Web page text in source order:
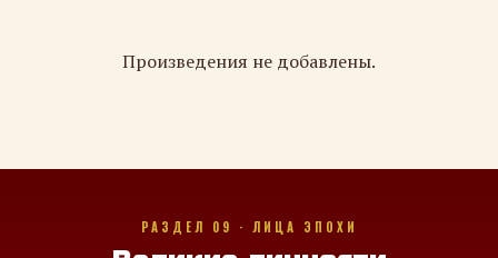
Произведения не добавлены.
РАЗДЕЛ 09 · ЛИЦА ЭПОХИ